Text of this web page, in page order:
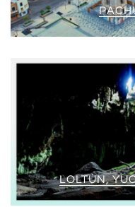
LOLTÚN,